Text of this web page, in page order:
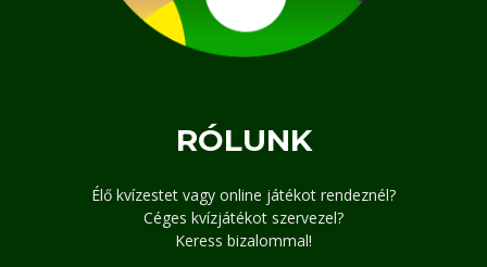
RÓLUNK
Élő kvízestet vagy online játékot rendeznél?
Céges kvízjátékot szervezel?
Keress bizalommal!